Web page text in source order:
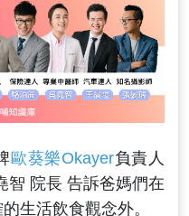
歐葵樂Okayer負責人
智 院長 告訴爸媽們在
生活飲食觀念外。